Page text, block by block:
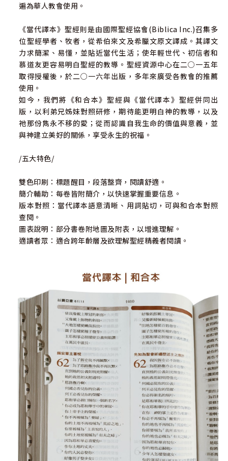
遍為華人教會使用。
《當代譯本》聖經則是由國際聖經協會(Biblica Inc.)召集多
位聖經學者、牧者，從希伯來文及希臘文原文譯成。其譯文
力求簡潔、易懂，並貼近當代生活；使年輕世代、初信者和
慕道友更容易明白聖經的教導。聖經資源中心在二○一五年
取得授權後，於二○一六年出版，多年來廣受各教會的推薦
使用。
如今，我們將《和合本》聖經與《當代譯本》聖經併同出
版，以利弟兄姊妹對照研修，期待能更明白神的教導，以及
祂那份雋永不移的愛；從而認識自我生命的價值與意義，並
與神建立美好的關係，享受永生的祝福。
/五大特色/
雙色印刷：標題醒目，段落整齊，閱讀舒適。
簡介輔助：每卷皆附簡介，以快速掌握重要信息。
版本對照：當代譯本語意清晰、用詞貼切，可與和合本對照
查閱。
圖表說明：部分書卷附地圖及附表，以增進理解。
適讀者眾：適合跨年齡層及欲理解聖經精義者閱讀。